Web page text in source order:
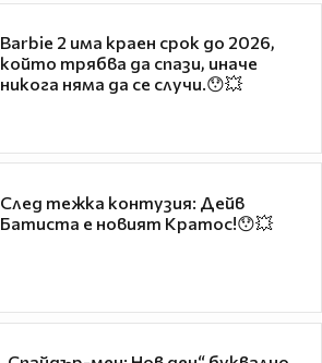
Barbie 2 има краен срок до 2026,
който трябва да спази, иначе
никога няма да се случи.😯💥
След тежка контузия: Дейв
Батиста е новият Кратос!😯💥